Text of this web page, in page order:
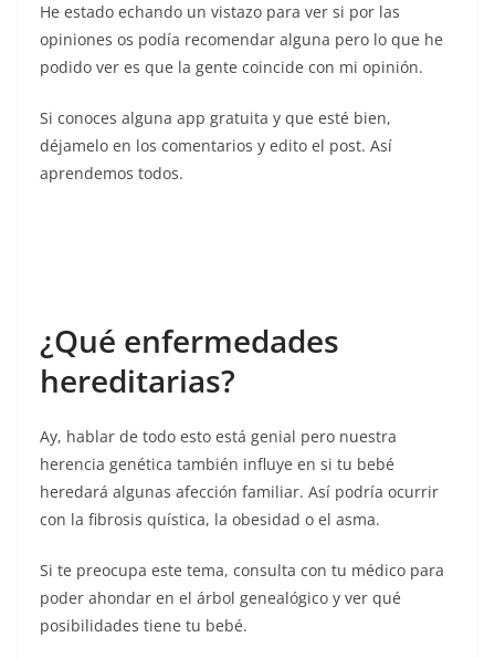
He estado echando un vistazo para ver si por las
opiniones os podía recomendar alguna pero lo que he
podido ver es que la gente coincide con mi opinión.
Si conoces alguna app gratuita y que esté bien,
déjamelo en los comentarios y edito el post. Así
aprendemos todos.
¿Qué enfermedades
hereditarias?
Ay, hablar de todo esto está genial pero nuestra
herencia genética también influye en si tu bebé
heredará algunas afección familiar. Así podría ocurrir
con la fibrosis quística, la obesidad o el asma.
Si te preocupa este tema, consulta con tu médico para
poder ahondar en el árbol genealógico y ver qué
posibilidades tiene tu bebé.